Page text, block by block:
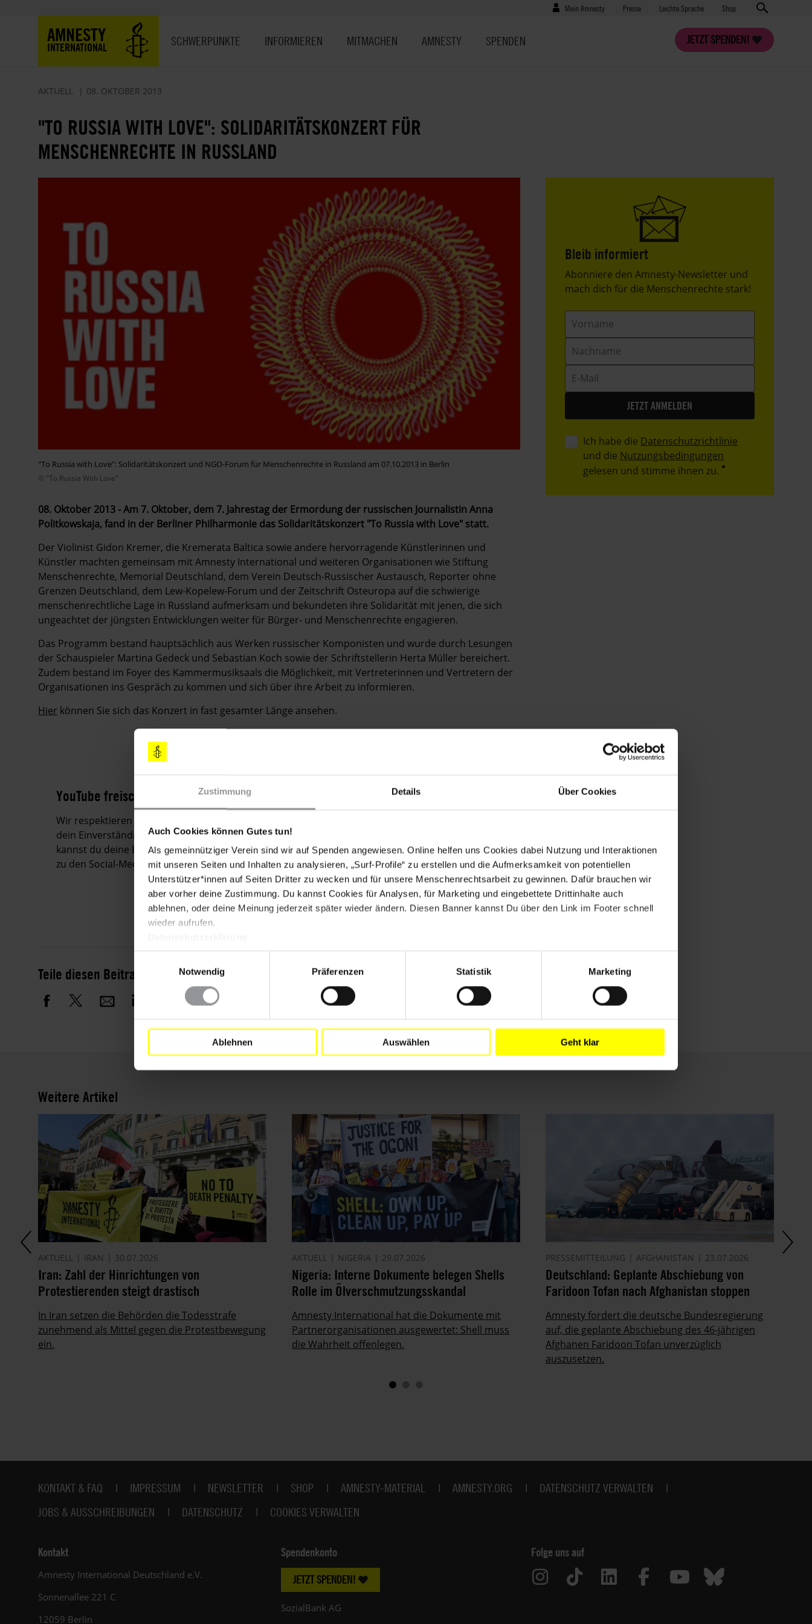
Zustimmung Details Über Cookies
Auch Cookies können Gutes tun!
Als gemeinnütziger Verein sind wir auf Spenden angewiesen. Online helfen uns Cookies dabei Nutzung und Interaktionen
mit unseren Seiten und Inhalten zu analysieren, „Surf-Profile“ zu erstellen und die Aufmerksamkeit von potentiellen
Unterstützer*innen auf Seiten Dritter zu wecken und für unsere Menschenrechtsarbeit zu gewinnen. Dafür brauchen wir
aber vorher deine Zustimmung. Du kannst Cookies für Analysen, für Marketing und eingebettete Drittinhalte auch
ablehnen, oder deine Meinung jederzeit später wieder ändern. Diesen Banner kannst Du über den Link im Footer schnell
wieder aufrufen.
Notwendig
Präferenzen Statistik Marketing
Ablehnen Auswählen Geht klar
Benutzermenü
Mein Amnesty Presse
Presse Leichte Sprache Shop
AMNESTY
INTERNATIONAL
JETZT SPENDEN!
SCHWERPUNKTE INFORMIEREN MITMACHEN AMNESTY SPENDEN
AKTUELL 08. OKTOBER 2013
"TO RUSSIA WITH LOVE": SOLIDARITÄTSKONZERT FÜR
MENSCHENRECHTE IN RUSSLAND
"To Russia with Love": Solidaritätskonzert und NGO-Forum für Menschenrechte in Russland am 07.10.2013 in Berlin
© "To Russia With Love"
08. Oktober 2013 - Am 7. Oktober, dem 7. Jahrestag der Ermordung der russischen Journalistin Anna
Politkowskaja, fand in der Berliner Philharmonie das Solidaritätskonzert "To Russia with Love" statt.
Der Violinist Gidon Kremer, die Kremerata Baltica sowie andere hervorragende Künstlerinnen und
Künstler machten gemeinsam mit Amnesty International und weiteren Organisationen wie Stiftung
Menschenrechte, Memorial Deutschland, dem Verein Deutsch-Russischer Austausch, Reporter ohne
Grenzen Deutschland, dem Lew-Kopelew-Forum und der Zeitschrift Osteuropa auf die schwierige
menschenrechtliche Lage in Russland aufmerksam und bekundeten ihre Solidarität mit jenen, die sich
ungeachtet der jüngsten Entwicklungen weiter für Bürger- und Menschenrechte engagieren.
Das Programm bestand hauptsächlich aus Werken russischer Komponisten und wurde durch Lesungen
der Schauspieler Martina Gedeck und Sebastian Koch sowie der Schriftstellerin Herta Müller bereichert.
Zudem bestand im Foyer des Kammermusiksaals die Möglichkeit, mit Vertreterinnen und Vertretern der
Organisationen ins Gespräch zu kommen und sich über ihre Arbeit zu informieren.
Hier können Sie sich das Konzert in fast gesamter Länge ansehen.
YouTube freischalten
Wir respektieren deine Privatsphäre und stellen deshalb ohne
dein Einverständnis keine Verbindung zu YouTube her. Hier
kannst du deine Einstellungen verwalten, um eine Verbindung
zu den Social-Media-Kanälen herzustellen.
VERWALTEN
Teile diesen Beitrag
Drucken
Bleib informiert
Header
Text
Abonniere den Amnesty-Newsletter und
mach dich für die Menschenrechte stark!
Vorname
Nachname
E-
Mail
Ich habe die Datenschutzrichtlinie
und die Nutzungsbedingungen
gelesen und stimme ihnen zu.
Weitere Artikel
AKTUELL IRAN 30.07.2026
Iran: Zahl der Hinrichtungen von
Protestierenden steigt drastisch
In Iran setzen die Behörden die Todesstrafe
zunehmend als Mittel gegen die Protestbewegung
ein.
AKTUELL NIGERIA 29.07.2026
Nigeria: Interne Dokumente belegen Shells
Rolle im Ölverschmutzungsskandal
Amnesty International hat die Dokumente mit
Partnerorganisationen ausgewertet: Shell muss
die Wahrheit offenlegen.
PRESSEMITTEILUNG AFGHANISTAN 23.07.2026
Deutschland: Geplante Abschiebung von
Faridoon Tofan nach Afghanistan stoppen
Amnesty fordert die deutsche Bundesregierung
auf, die geplante Abschiebung des 46-jährigen
Afghanen Faridoon Tofan unverzüglich
auszusetzen.
Fußbereich
KONTAKT & FAQ IMPRESSUM NEWSLETTER SHOP AMNESTY-MATERIAL AMNESTY.ORG
DATENSCHUTZ VERWALTEN
JOBS & AUSSCHREIBUNGEN
DATENSCHUTZ COOKIES VERWALTEN
Kontakt
Amnesty International Deutschland e.V.
Sonnenallee 221 C
12059 Berlin
Spendenkonto
JETZT SPENDEN!
SozialBank AG
Folge uns auf